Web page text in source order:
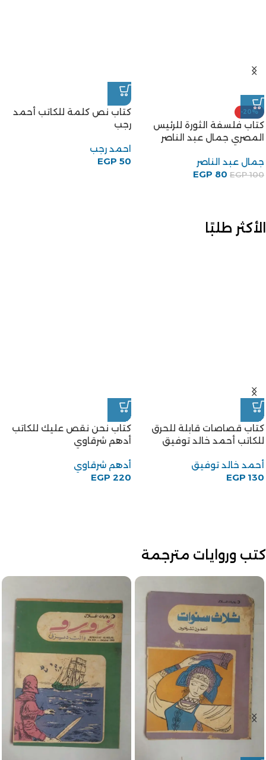
-20%
كتاب فلسفة الثورة للرئيس
المصري جمال عبد الناصر
جمال عبد الناصر
EGP100
EGP 80
كتاب نص كلمة للكاتب أحمد
رجب
احمد رجب
EGP 50
الأكثر طلبًا
كتاب قصاصات قابلة للحرق
للكاتب أحمد خالد توفيق
أحمد خالد توفيق
EGP 130
كتاب نحن نقص عليك للكاتب
أدهم شرقاوي
أدهم شرقاوي
EGP 220
كتب وروايات مترجمة